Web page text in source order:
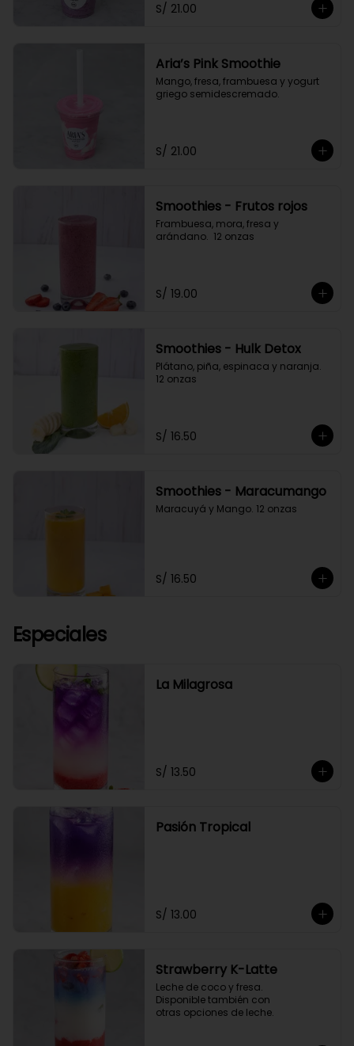
S/ 21.00
Aria’s Pink Smoothie
Mango, fresa, frambuesa y yogurt
griego semidescremado.
S/ 21.00
Smoothies - Frutos rojos
Frambuesa, mora, fresa y
arándano.  12 onzas
S/ 19.00
Smoothies - Hulk Detox
Plátano, piña, espinaca y naranja.
12 onzas
S/ 16.50
Smoothies - Maracumango
Maracuyá y Mango. 12 onzas
S/ 16.50
Especiales
La Milagrosa
S/ 13.50
Pasión Tropical
S/ 13.00
Strawberry K-Latte
Leche de coco y fresa.
Disponible también con
otras opciones de leche.